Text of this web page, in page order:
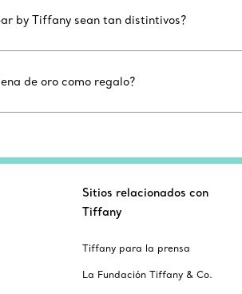
by Tiffany sean tan distintivos?
de oro como regalo?
Sitios relacionados con
Tiffany
Tiffany para la prensa
La Fundación Tiffany & Co.